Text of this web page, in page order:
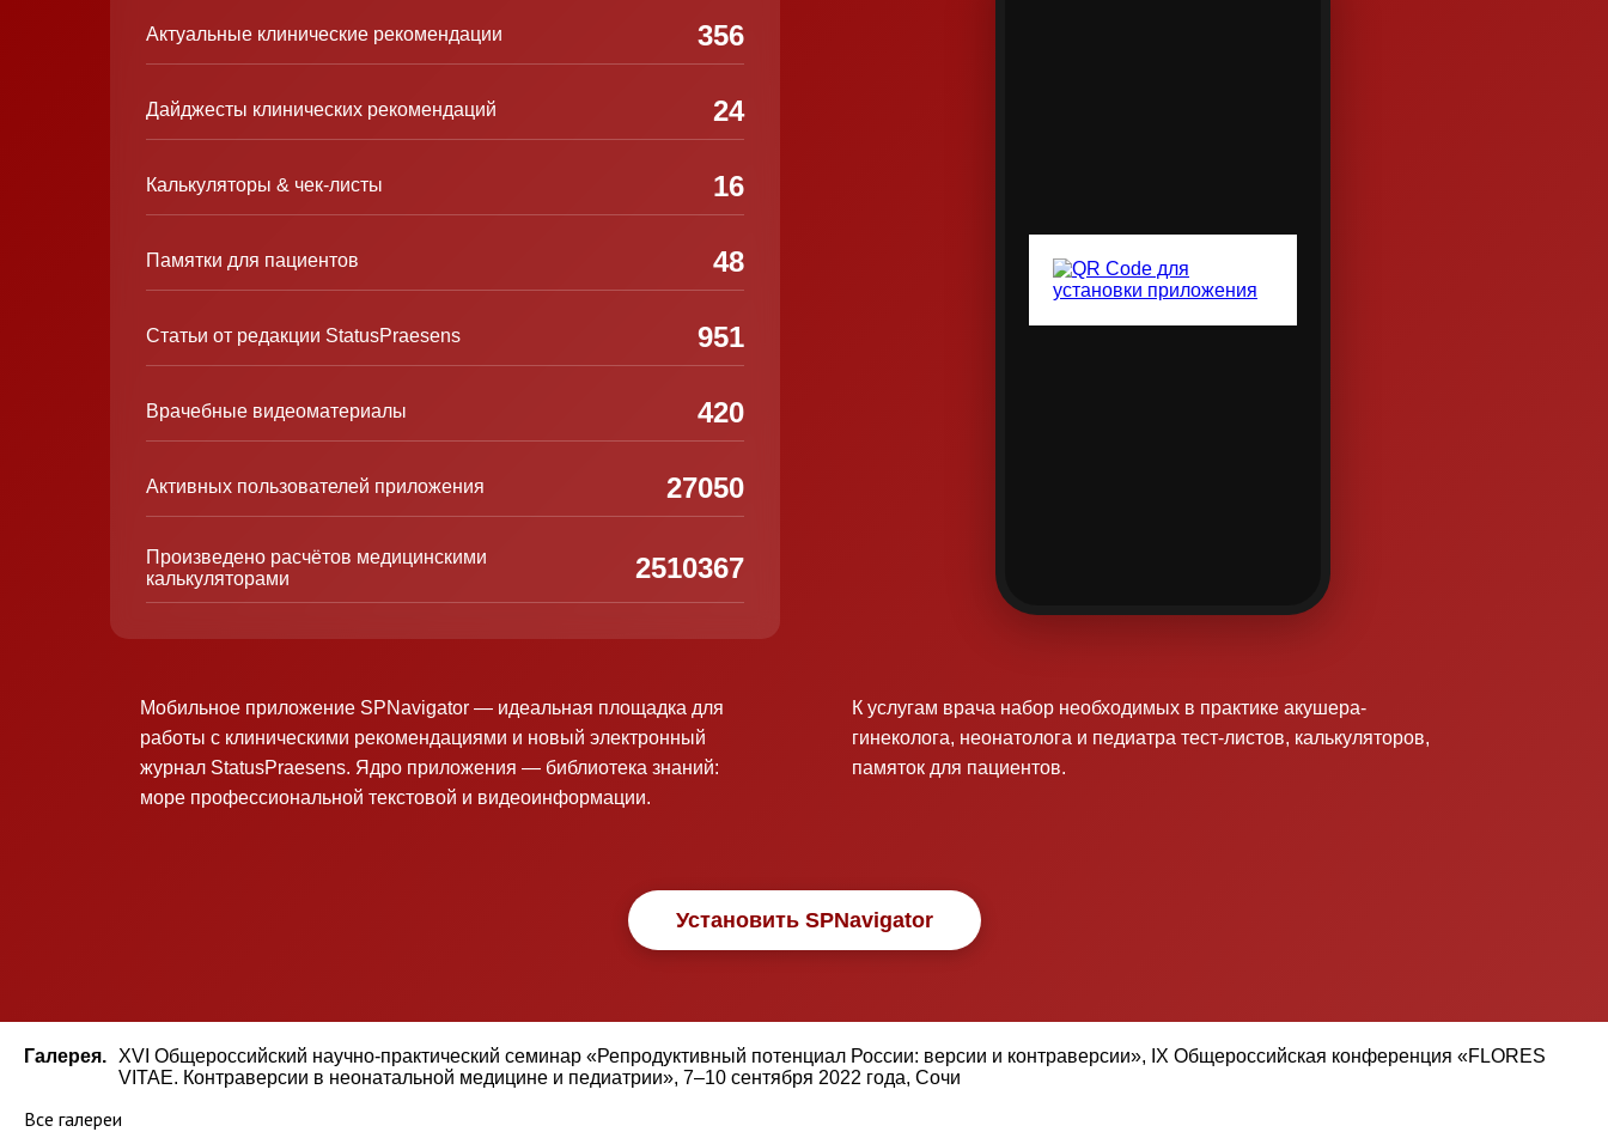
Актуальные клинические рекомендации 356
Дайджесты клинических рекомендаций 24
Калькуляторы & чек-листы 16
Памятки для пациентов 48
Статьи от редакции StatusPraesens 951
Врачебные видеоматериалы 420
Активных пользователей приложения 27050
Произведено расчётов медицинскими
калькуляторами
2510367
Мобильное приложение SPNavigator — идеальная площадка для
работы с клиническими рекомендациями и новый электронный
журнал StatusPraesens. Ядро приложения — библиотека знаний:
море профессиональной текстовой и видеоинформации.
К услугам врача набор необходимых в практике акушера-
гинеколога, неонатолога и педиатра тест-листов, калькуляторов,
памяток для пациентов.
Установить SPNavigator
Галерея.
XVI Общероссийский научно-практический семинар «Репродуктивный потенциал России: версии и контраверсии», IX Общероссийская конференция «FLORES
VITAE. Контраверсии в неонатальной медицине и педиатрии», 7–10 сентября 2022 года, Сочи
Все галереи